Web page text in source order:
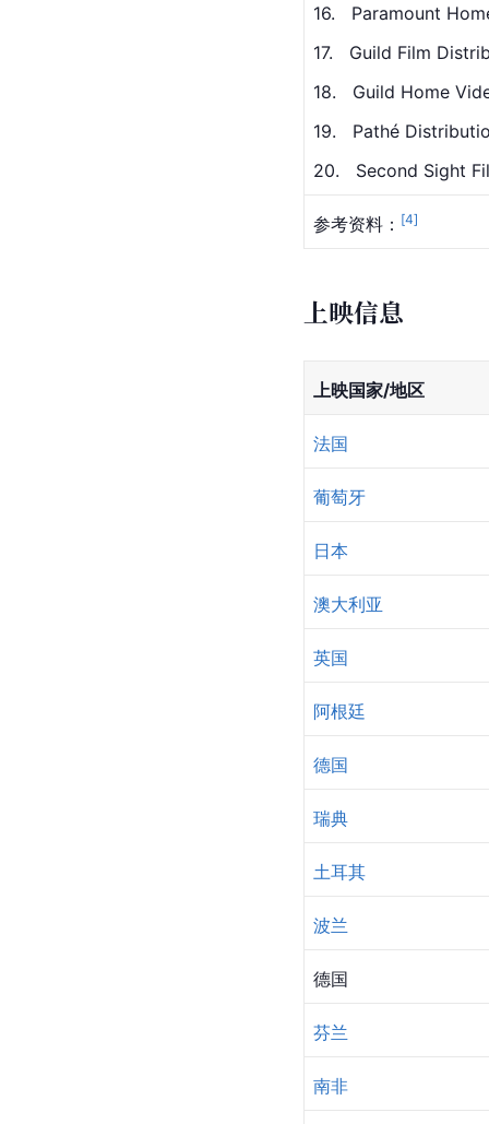
16.   Paramount
17.   Guild Film
18.   Guild Home
19.   Pathé
20.   Second Sight
参考资料： [4]
上映信息
上映国家/地区
法国
葡萄牙
日本
澳大利亚
英国
阿根廷
德国
瑞典
土耳其
波兰
德国
芬兰
南非